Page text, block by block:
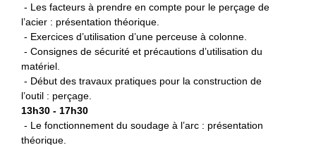
- Les facteurs à prendre en compte pour le perçage de
l’acier : présentation théorique.
- Exercices d’utilisation d’une perceuse à colonne.
- Consignes de sécurité et précautions d’utilisation du
matériel.
- Début des travaux pratiques pour la construction de
l’outil : perçage.
13h30 - 17h30
- Le fonctionnement du soudage à l’arc : présentation
théorique.